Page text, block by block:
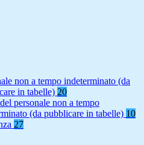
non a tempo indeterminato (da
in tabelle) 20
personale non a tempo
(da pubblicare in tabelle) 10
27